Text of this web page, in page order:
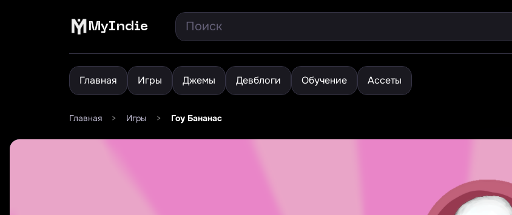
MyIndie
Главная Игры Джемы Девблоги Обучение Ассеты
Главная > Игры > Гоу Бананас